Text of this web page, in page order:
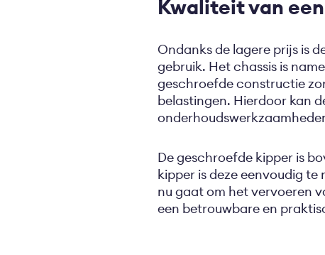
Kwaliteit van
Ondanks de lagere prijs is
gebruik. Het chassis is
geschroefde constructie
belastingen. Hierdoor kan
De geschroefde kipper is
kipper is deze eenvoudig
nu gaat om het vervoeren
een betrouwbare en